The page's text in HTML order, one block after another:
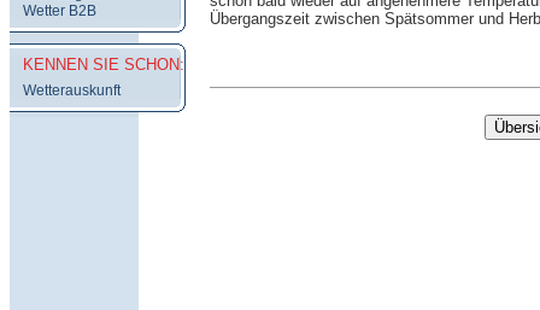
Wetter B2B
KENNEN SIE SCHON:
Wetterauskunft
Übergangszeit zwischen Spätsommer und